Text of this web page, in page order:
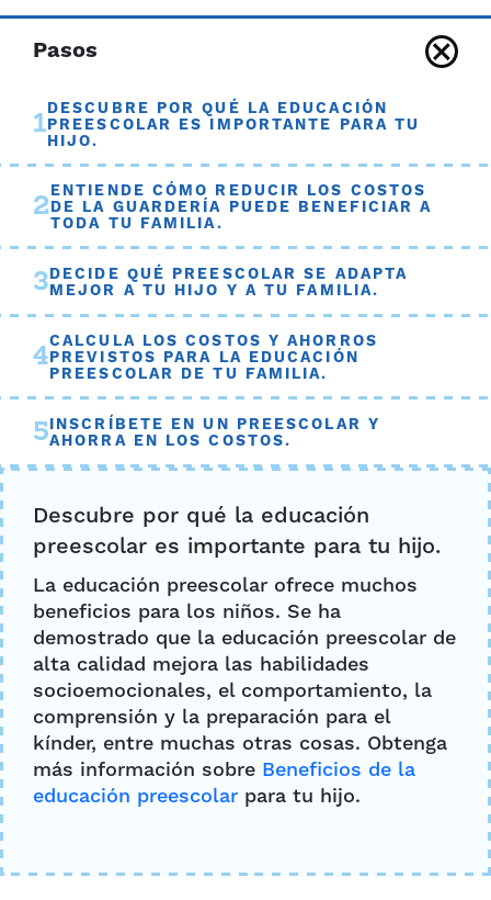
Pasos
1
DESCUBRE POR QUÉ LA EDUCACIÓN
PREESCOLAR ES IMPORTANTE PARA TU
HIJO.
2
ENTIENDE CÓMO REDUCIR LOS COSTOS
DE LA GUARDERÍA PUEDE BENEFICIAR A
TODA TU FAMILIA.
3DECIDE QUÉ PREESCOLAR SE ADAPTA
MEJOR A TU HIJO Y A TU FAMILIA.
4
CALCULA LOS COSTOS Y AHORROS
PREVISTOS PARA LA EDUCACIÓN
PREESCOLAR DE TU FAMILIA.
5INSCRÍBETE EN UN PREESCOLAR Y
AHORRA EN LOS COSTOS.
Descubre por qué la educación
preescolar es importante para tu hijo.
La educación preescolar ofrece muchos
beneficios para los niños. Se ha
demostrado que la educación preescolar de
alta calidad mejora las habilidades
socioemocionales, el comportamiento, la
comprensión y la preparación para el
kínder, entre muchas otras cosas. Obtenga
más información sobre Beneficios de la
educación preescolar para tu hijo.